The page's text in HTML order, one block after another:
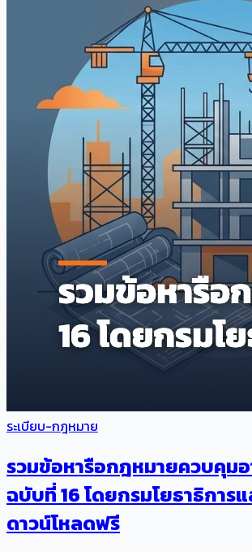
ระเบียบ-กฎหมาย
รวมข้อหารือกฎหมายควบคุมอ
ฉบับที่ 16 โดยกรมโยธาธิการ
ดาวน์โหลดฟรี